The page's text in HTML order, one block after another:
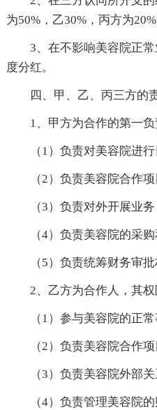
为50%，乙30%，丙方为20%
3、在不影响美容院正常
度分红。
四、甲、乙、丙三方的
1、甲方为合作的第一负
（1）负责对美容院进行
（2）负责美容院合作项
（3）负责对外开展业务
（4）负责美容院的采购
（5）负责统筹财务审批
2、乙方为合作人，其权
（1）参与美容院的正常
（2）负责美容院合作项
（3）负责美容院外部关
（4）负责管理美容院的